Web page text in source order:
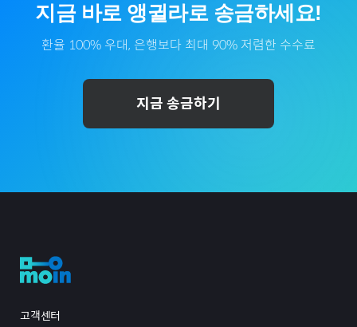
지금 바로 앵귈라로송금하세요!
환율 100% 우대, 은행보다 최대 90% 저렴한 수수료
지금 송금하기
고객센터